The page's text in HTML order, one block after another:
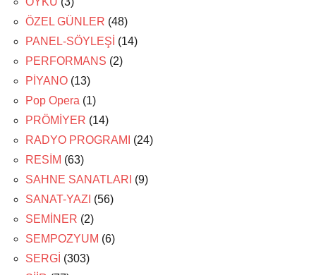
ÖZEL GÜNLER (48)
PANEL-SÖYLEŞİ (14)
PERFORMANS (2)
PİYANO (13)
Pop Opera (1)
PRÖMİYER (14)
RADYO PROGRAMI
(24)
RESİM (63)
SAHNE SANATLARI (9)
SANAT-YAZI (56)
SEMİNER (2)
SEMPOZYUM (6)
SERGİ (303)